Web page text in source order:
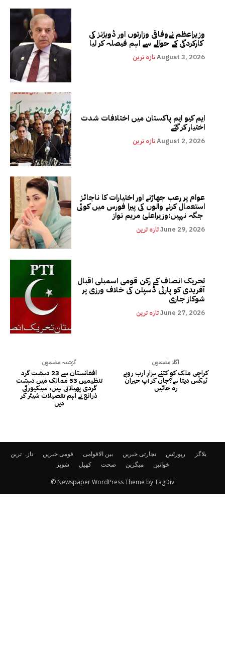
وزیراعظم نےوفاقی وزارتوں اور ڈویژنز کی
کارکردگی کے حوالے سے اہم فیصلہ کر لیا
تازہ ترینAugust 3, 2026
ایم کیو ایم پاکستان میں اختلافات شدت
اختیار کر گئے
تازہ ترینAugust 2, 2026
عوام پر رعب جھاڑنے اور اختیارات کا ناجائز
استعمال کرنے والوں کی پیرا فورس میں کوئی
تازہ ترینJune 29, 2026
تحریک انصاف کے رکن قومی اسمبلی اقبال
آفریدی کو پارٹی ڈسپلن کی خلاف ورزی پر
شوکاز جاری
تازہ ترینJune 27, 2026
گزشتہ مضمون
افغانستان سے 23 دہشت گرد
تنظیمیں 53 ممالک میں دہشت
گردی پھیلاتی ہیں، سیکیورٹی
ذرائع نے اہم تفصیلات شیئر کر
دیں
اگلا مضمون
کراچی ملک کو کتنے ہزار ارب روپے
ٹیکس دیتا ہے؟جان کر آپ حیران
رہ جائیں
تازہ ترین قومی خبریں بین الاقوامی تجارتی خبریں رپورٹس
بلاگز
شوبز
کھیل صحت میگزین خواتین
© Newspaper WordPress Theme by TagDiv